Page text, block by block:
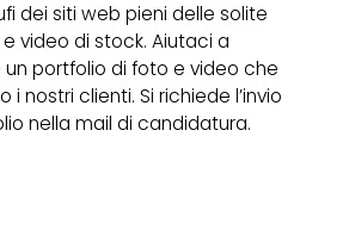
dei siti web pieni delle solite
video di stock. Aiutaci a
un portfolio di foto e video che
i nostri clienti. Si richiede l’invio
nella mail di candidatura.